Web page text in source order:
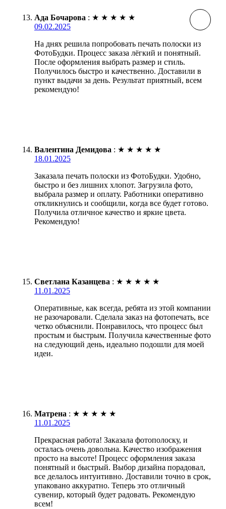
Ада Бочарова : ★ ★ ★ ★ ★
09.02.2025
На днях решила попробовать печать полоски из
ФотоБудки. Процесс заказа лёгкий и понятный.
После оформления выбрать размер и стиль.
Получилось быстро и качественно. Доставили в
пункт выдачи за день. Результат приятный, всем
рекомендую!
Валентина Демидова : ★ ★ ★ ★ ★
18.01.2025
Заказала печать полоски из ФотоБудки. Удобно,
быстро и без лишних хлопот. Загрузила фото,
выбрала размер и оплату. Работники оперативно
откликнулись и сообщили, когда все будет готово.
Получила отличное качество и яркие цвета.
Рекомендую!
Светлана Казанцева : ★ ★ ★ ★ ★
11.01.2025
Оперативные, как всегда, ребята из этой компании
не разочаровали. Сделала заказ на фотопечать, все
четко объяснили. Понравилось, что процесс был
простым и быстрым. Получила качественные фото
на следующий день, идеально подошли для моей
идеи.
Матрена : ★ ★ ★ ★ ★
11.01.2025
Прекрасная работа! Заказала фотополоску, и
осталась очень довольна. Качество изображения
просто на высоте! Процесс оформления заказа
понятный и быстрый. Выбор дизайна порадовал,
все делалось интуитивно. Доставили точно в срок,
упаковано аккуратно. Теперь это отличный
сувенир, который будет радовать. Рекомендую
всем!